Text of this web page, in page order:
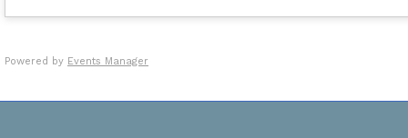
Powered by Events Manager